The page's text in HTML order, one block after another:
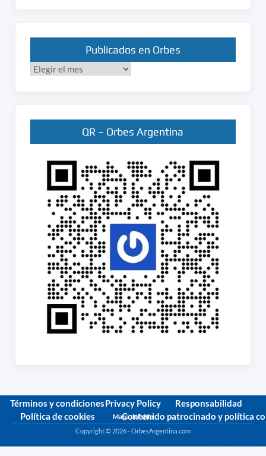
Publicados en Orbes
Publicados
QR – Orbes Argentina
Términos y condicionesPrivacy Policy
Responsabilidad
Política de cookies
Mapa del sitio
Contenido patrocinado y política
Copyright © 2026 - OrbesArgentina.com